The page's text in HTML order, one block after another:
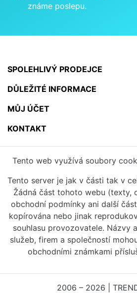
známe poslepu.
SPOLEHLIVÝ PRODEJCE
DŮLEŽITÉ INFORMACE
MŮJ ÚČET
KONTAKT
Tento web využívá soubory
Tento server je jak v části tak v
Žádná část tohoto webu (texty,
obchodní podmínky ani další
kopírována nebo jinak
souhlasu provozovatele. Názvy
služeb, firem a společností
obchodními známkami
2006 – 2026 |